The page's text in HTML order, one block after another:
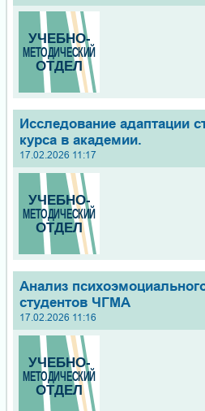
Исследование адаптации
курса в академии.
17.02.2026 11:17
Анализ
студентов ЧГМА
17.02.2026 11:16